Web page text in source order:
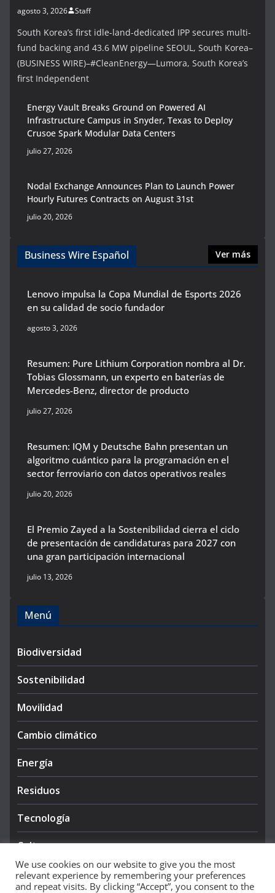
agosto 3, 2026 Staff
South Korea’s first idle-land-dedicated IPP secures multi-
fund backing and 43.6 MW pipeline SEOUL, South Korea–
(BUSINESS WIRE)–#CleanEnergy—Lumora, South Korea’s
first Independent
Energy Vault Breaks Ground on Powered AI
Infrastructure Campus in Snyder, Texas to Deploy
Crusoe Spark Modular Data Centers
julio 27, 2026
Nodal Exchange Announces Plan to Launch Power
Hourly Futures Contracts on August 31st
julio 20, 2026
Business Wire Español Ver más
Lenovo impulsa la Copa Mundial de Esports 2026
en su calidad de socio fundador
agosto 3, 2026
Resumen: Pure Lithium Corporation nombra al Dr.
Tobias Glossmann, un experto en baterías de
Mercedes-Benz, director de producto
julio 27, 2026
Resumen: IQM y Deutsche Bahn presentan un
algoritmo cuántico para la programación en el
sector ferroviario con datos operativos reales
julio 20, 2026
El Premio Zayed a la Sostenibilidad cierra el ciclo
de presentación de candidaturas para 2027 con
una gran participación internacional
julio 13, 2026
Menú
Biodiversidad
Sostenibilidad
Movilidad
Cambio climático
Energía
Residuos
Tecnología
Cultura
We use cookies on our website to give you the most
relevant experience by remembering your preferences
and repeat visits. By clicking “Accept”, you consent to the